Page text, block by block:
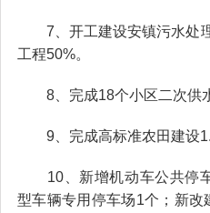
7、开工建设安镇污水处
工程50%。
8、完成18个小区二次供水
9、完成高标准农田建设
10、新增机动车公共停车
型车辆专用停车场1个；新改